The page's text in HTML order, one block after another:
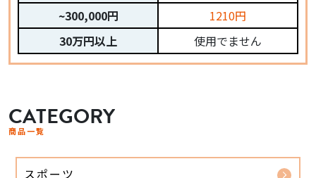
~300,000円
30万円以上
1210円
使用でません
CATEGORY
商品一覧
スポーツ